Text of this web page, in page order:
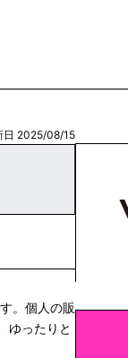
日 2025/08/15
。個人の販
ゆったりと